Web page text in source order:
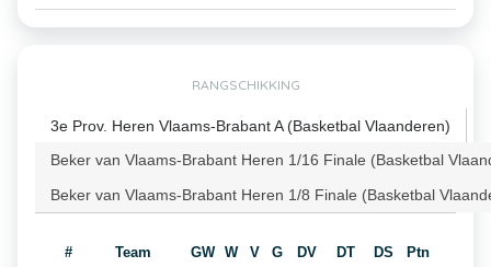
RANGSCHIKKING
3e Prov. Heren Vlaams-Brabant A (Basketbal Vlaanderen)
Beker van Vlaams-Brabant Heren 1/16 Finale (Basketbal
Beker van Vlaams-Brabant Heren 1/8 Finale (Basketbal
# Team GW W V G DV DT DS Ptn